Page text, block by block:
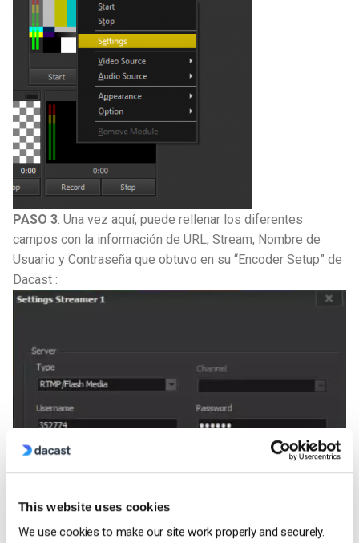
This website uses cookies
We use cookies to make our site work properly and securely.
PASO 3: Una vez aquí, puede rellenar los diferentes
campos con la información de URL, Stream, Nombre de
Usuario y Contraseña que obtuvo en su “Encoder Setup” de
Dacast :